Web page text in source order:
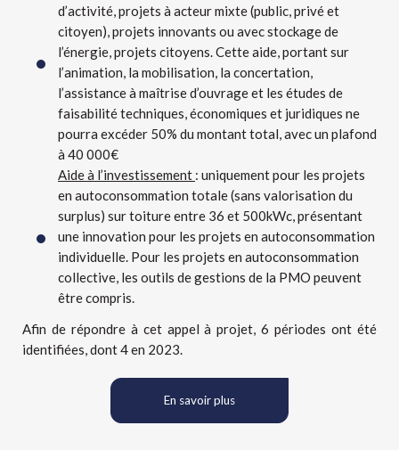
d’activité, projets à acteur mixte (public, privé et
citoyen), projets innovants ou avec stockage de
l’énergie, projets citoyens. Cette aide, portant sur
l’animation, la mobilisation, la concertation,
l’assistance à maîtrise d’ouvrage et les études de
faisabilité techniques, économiques et juridiques ne
pourra excéder 50% du montant total, avec un plafond
à 40 000€
Aide à l’investissement : uniquement pour les projets
en autoconsommation totale (sans valorisation du
surplus) sur toiture entre 36 et 500kWc, présentant
une innovation pour les projets en autoconsommation
individuelle. Pour les projets en autoconsommation
collective, les outils de gestions de la PMO peuvent
être compris.
Afin de répondre à cet appel à projet, 6 périodes ont été
identifiées, dont 4 en 2023.
En savoir plus